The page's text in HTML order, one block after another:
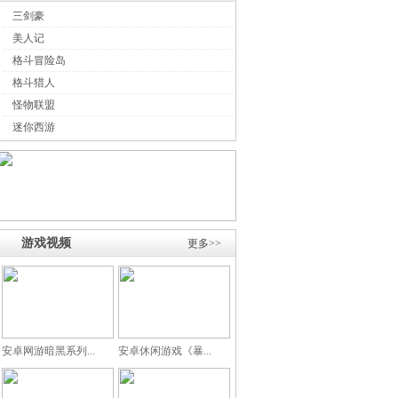
三剑豪
美人记
格斗冒险岛
格斗猎人
怪物联盟
迷你西游
游戏视频 更多>>
安卓网游暗黑系列... 安卓休闲游戏《暴...